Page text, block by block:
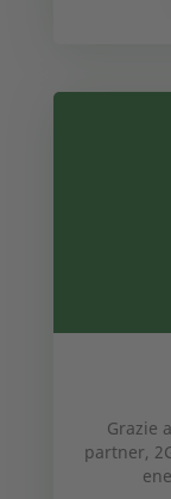
Grazie
partner,